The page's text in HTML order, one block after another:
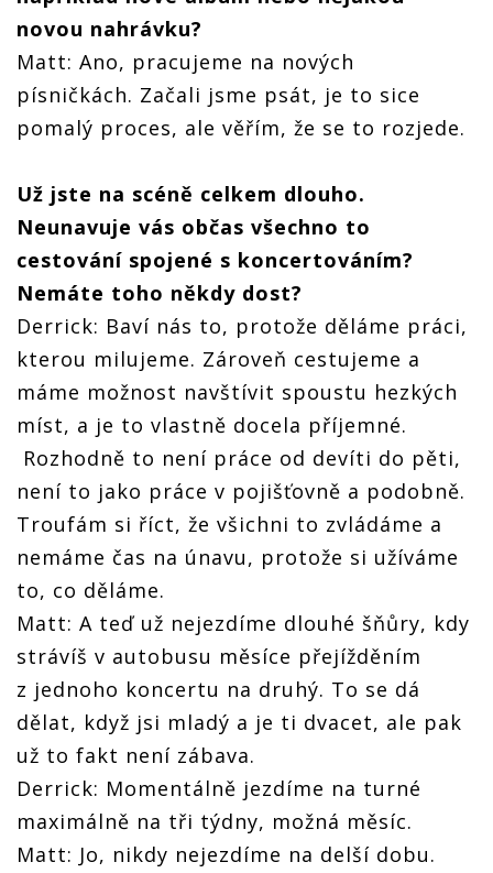
novou nahrávku?
Matt: Ano, pracujeme na nových
písničkách. Začali jsme psát, je to sice
pomalý proces, ale věřím, že se to rozjede.
Už jste na scéně celkem dlouho.
Neunavuje vás občas všechno to
cestování spojené s koncertováním?
Nemáte toho někdy dost?
Derrick: Baví nás to, protože děláme práci,
kterou milujeme. Zároveň cestujeme a
máme možnost navštívit spoustu hezkých
míst, a je to vlastně docela příjemné.
Rozhodně to není práce od devíti do pěti,
není to jako práce v pojišťovně a podobně.
Troufám si říct, že všichni to zvládáme a
nemáme čas na únavu, protože si užíváme
to, co děláme.
Matt: A teď už nejezdíme dlouhé šňůry, kdy
strávíš v autobusu měsíce přejížděním
z jednoho koncertu na druhý. To se dá
dělat, když jsi mladý a je ti dvacet, ale pak
už to fakt není zábava.
Derrick: Momentálně jezdíme na turné
maximálně na tři týdny, možná měsíc.
Matt: Jo, nikdy nejezdíme na delší dobu.